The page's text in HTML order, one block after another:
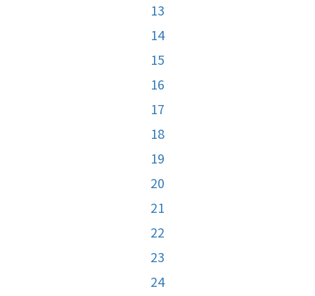
13
14
15
16
17
18
19
20
21
22
23
24